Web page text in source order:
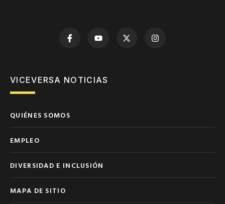
VICEVERSA NOTICIAS
QUIÉNES SOMOS
EMPLEO
DIVERSIDAD E INCLUSIÓN
MAPA DE SITIO